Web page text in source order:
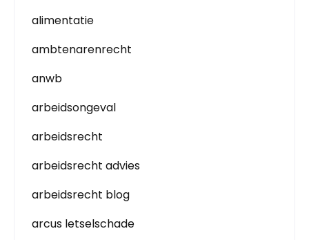
alimentatie
ambtenarenrecht
anwb
arbeidsongeval
arbeidsrecht
arbeidsrecht advies
arbeidsrecht blog
arcus letselschade